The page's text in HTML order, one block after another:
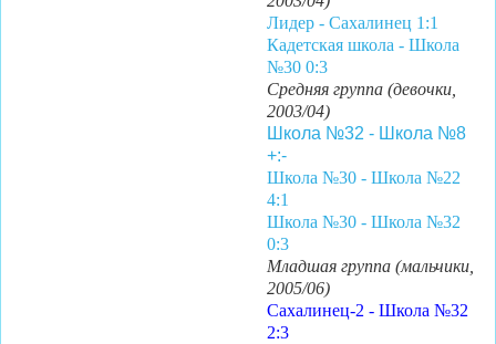
Лидер - Сахалинец 1:1
Кадетская школа - Школа
№30 0:3
Средняя группа (девочки,
2003/04)
Школа №32 - Школа №8
+:-
Школа №30 - Школа №22
4:1
Школа №30 - Школа №32
0:3
Младшая группа (мальчики,
2005/06)
Сахалинец-2 - Школа №32
2:3